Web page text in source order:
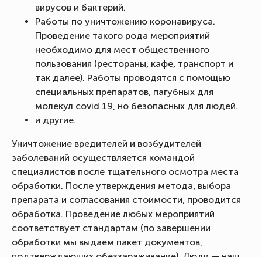
вирусов и бактерий.
Работы по уничтожению коронавируса.
Проведение такого рода мероприятий
необходимо для мест общественного
пользования (рестораны, кафе, транспорт и
так далее). Работы проводятся с помощью
специальных препаратов, пагубных для
молекул covid 19, но безопасных для людей.
и другие.
Уничтожение вредителей и возбудителей
заболеваний осуществляется командой
специалистов после тщательного осмотра места
обработки. После утверждения метода, выбора
препарата и согласования стоимости, проводится
обработка. Проведение любых мероприятий
соответствует стандартам (по завершении
обработки мы выдаем пакет документов,